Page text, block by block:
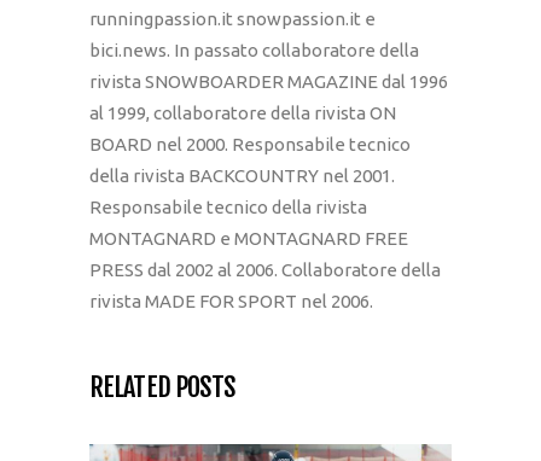
runningpassion.it snowpassion.it e
bici.news. In passato collaboratore della
rivista SNOWBOARDER MAGAZINE dal 1996
al 1999, collaboratore della rivista ON
BOARD nel 2000. Responsabile tecnico
della rivista BACKCOUNTRY nel 2001.
Responsabile tecnico della rivista
MONTAGNARD e MONTAGNARD FREE
PRESS dal 2002 al 2006. Collaboratore della
rivista MADE FOR SPORT nel 2006.
RELATED POSTS